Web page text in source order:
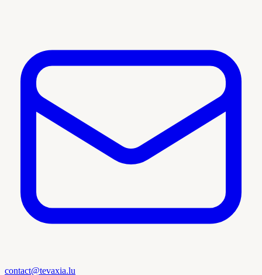
contact@tevaxia.lu